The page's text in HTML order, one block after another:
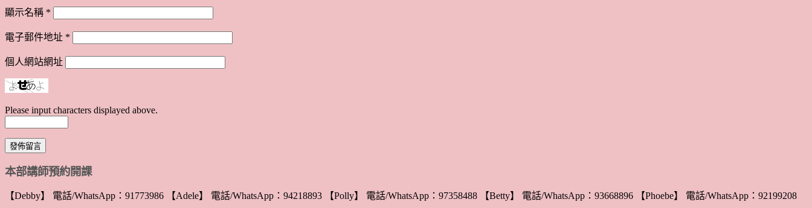
顯示名稱 *
電子郵件地址 *
個人網站網址
Please input characters displayed above.
本部講師預約開課
【Debby】 電話/WhatsApp：91773986 【Adele】 電話/WhatsApp：94218893 【Polly】 電話/WhatsApp：97358488 【Betty】 電話/WhatsApp：93668896 【Phoebe】 電話/WhatsApp：92199208